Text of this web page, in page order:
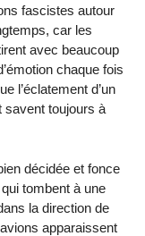
fascistes autour
car les
avec beaucoup
chaque fois
l’éclatement d’un
savent toujours à
décidée et fonce
tombent à une
la direction de
apparaissent